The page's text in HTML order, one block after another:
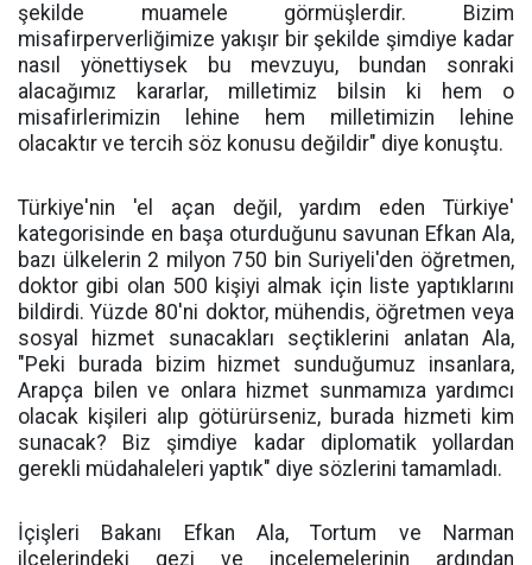
şekilde muamele görmüşlerdir. Bizim
misafirperverliğimize yakışır bir şekilde şimdiye kadar
nasıl yönettiysek bu mevzuyu, bundan sonraki
alacağımız kararlar, milletimiz bilsin ki hem o
misafirlerimizin lehine hem milletimizin lehine
olacaktır ve tercih söz konusu değildir" diye konuştu.
Türkiye'nin 'el açan değil, yardım eden Türkiye'
kategorisinde en başa oturduğunu savunan Efkan Ala,
bazı ülkelerin 2 milyon 750 bin Suriyeli'den öğretmen,
doktor gibi olan 500 kişiyi almak için liste yaptıklarını
bildirdi. Yüzde 80'ni doktor, mühendis, öğretmen veya
sosyal hizmet sunacakları seçtiklerini anlatan Ala,
"Peki burada bizim hizmet sunduğumuz insanlara,
Arapça bilen ve onlara hizmet sunmamıza yardımcı
olacak kişileri alıp götürürseniz, burada hizmeti kim
sunacak? Biz şimdiye kadar diplomatik yollardan
gerekli müdahaleleri yaptık" diye sözlerini tamamladı.
İçişleri Bakanı Efkan Ala, Tortum ve Narman
ilçelerindeki gezi ve incelemelerinin ardından